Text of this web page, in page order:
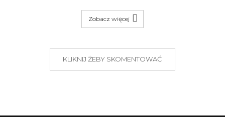
Zobacz więcej
KLIKNIJ ŻEBY SKOMENTOWAĆ